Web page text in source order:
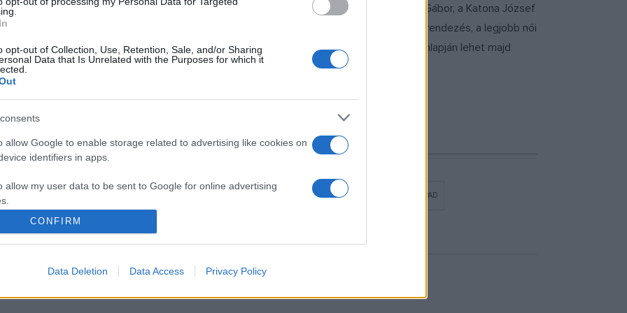
opt-out of Collection, Use, Retention, Sale, and/or Sharing
Data that Is Unrelated with the Purposes for which it
allow Google to enable storage related to advertising like cookies on
identifiers in apps.
allow my user data to be sent to Google for online advertising
allow Google to send me personalized advertising.
allow Google to enable storage related to analytics like cookies on
identifiers in apps.
CONFIRM
Data Deletion Data Access Privacy Policy
igazgatója, Benkő Nóra mellett Ráckevei Anna Jászai Mari-díjas színésznő, Máté Gábor, a Katona József
a tagjai. A produkciókat hét kategóriában díjazzák: a legjobb előadás, a legjobb rendezés, a legjobb női
mellett a közönségdíjat is odaítélik a nézői szavazatok alapján. Erre a színház honlapján lehet majd
szeptember 24-én kerül majd sor.
VÁROSMAJORI SZABADTÉRI SZÍNPAD